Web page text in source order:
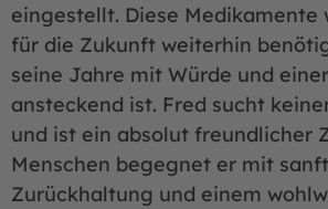
eingestellt. Diese Medikamente
für die Zukunft weiterhin
seine Jahre mit Würde und
ansteckend ist. Fred sucht
und ist ein absolut freundlicher
Menschen begegnet er mit
Zurückhaltung und einem